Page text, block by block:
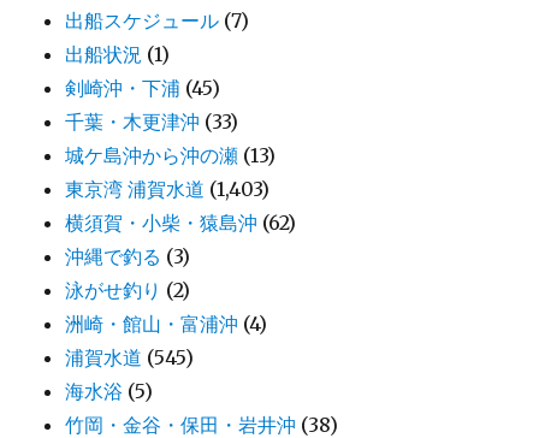
出船スケジュール (7)
出船状況 (1)
剣崎沖・下浦 (45)
千葉・木更津沖 (33)
城ケ島沖から沖の瀬 (13)
東京湾 浦賀水道 (1,403)
横須賀・小柴・猿島沖 (62)
沖縄で釣る (3)
泳がせ釣り (2)
洲崎・館山・富浦沖 (4)
浦賀水道 (545)
海水浴 (5)
竹岡・金谷・保田・岩井沖 (38)